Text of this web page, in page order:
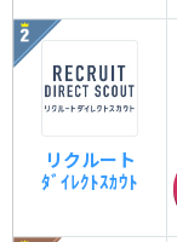
リクルート
ﾀﾞｲﾚｸﾄｽｶｳﾄ